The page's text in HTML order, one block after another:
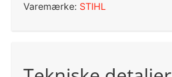
Varemærke: STIHL